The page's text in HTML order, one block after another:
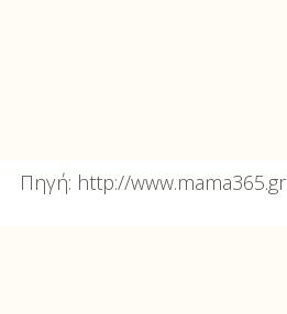
Πηγή: http://www.mama365.gr